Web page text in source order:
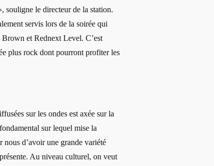
souligne le directeur de la station.
servis lors de la soirée qui
et Rednext Level. C’est
plus rock dont pourront profiter les
sur les ondes est axée sur la
sur lequel mise la
nous d’avoir une grande variété
Au niveau culturel, on veut